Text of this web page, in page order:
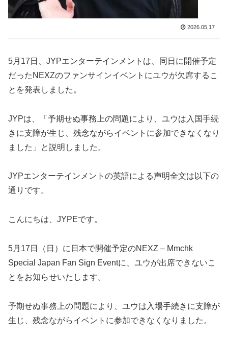
2026.05.17
5月17日、JYPエンターテインメントは、同日に開催予定
だったNEXZのファンサインイベントにユウが欠席するこ
とを発表しました。
JYPは、「予期せぬ事務上の問題により、ユウは入国手続
きに支障が生じ、残念ながらイベントに参加できなくなり
ました」と説明しました。
JYPエンターテインメントの英語による声明全文は以下の
通りです。
こんにちは、JYPEです。
5月17日（日）に日本で開催予定のNEXZ – Mmchk
Special Japan Fan Sign Eventに、ユウが出席できないこ
とをお知らせいたします。
予期せぬ事務上の問題により、ユウは入場手続きに支障が
生じ、残念ながらイベントに参加できなくなりました。